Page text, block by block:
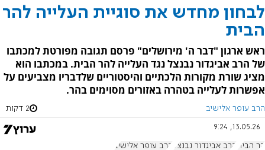
לבחון מחדש את סוגיית העלייה להר
הבית
ראש ארגון "דבר ה' מירושלים" פרסם תגובה מפורטת למכתבו
של הרב אביגדור נבנצל נגד העלייה להר הבית. במכתבו הוא
מציג שורת מקורות הלכתיים והיסטוריים שלדבריו מצביעים על
אפשרות לעלייה בטהרה באזורים מסוימים בהר.
הרב עופר אלישיב 2 דקות
13.05.26, 9:24
הר הבית הרב אביגדור נבנצל הרב עופר אלישיב